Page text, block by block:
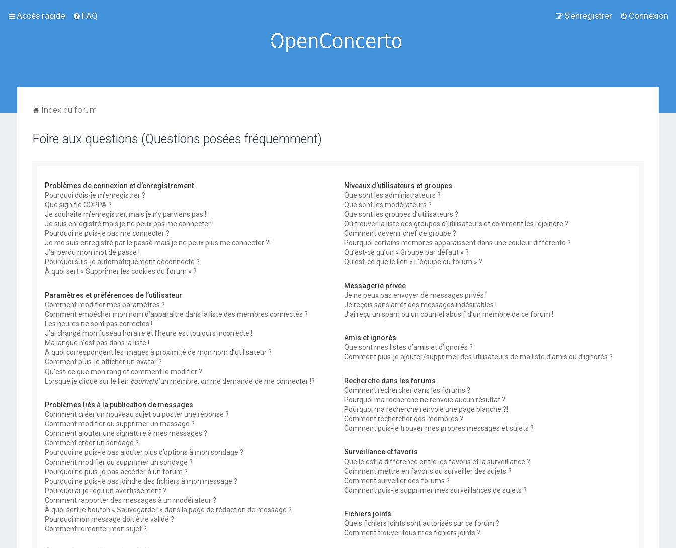
Accès rapide FAQ Connexion
S’enregistrer
Index du forum
Foire aux questions (Questions posées fréquemment)
Problèmes de connexion et d’enregistrement
Pourquoi dois-je m’enregistrer ?
Que signifie COPPA ?
Je souhaite m’enregistrer, mais je n’y parviens pas !
Je suis enregistré mais je ne peux pas me connecter !
Pourquoi ne puis-je pas me connecter ?
Je me suis enregistré par le passé mais je ne peux plus me connecter ?!
J’ai perdu mon mot de passe !
Pourquoi suis-je automatiquement déconnecté ?
À quoi sert « Supprimer les cookies du forum » ?
Paramètres et préférences de l’utilisateur
Comment modifier mes paramètres ?
Comment empêcher mon nom d’apparaître dans la liste des membres connectés ?
Les heures ne sont pas correctes !
J’ai changé mon fuseau horaire et l’heure est toujours incorrecte !
Ma langue n’est pas dans la liste !
A quoi correspondent les images à proximité de mon nom d’utilisateur ?
Comment puis-je afficher un avatar ?
Qu’est-ce que mon rang et comment le modifier ?
Lorsque je clique sur le lien courrield’un membre, on me demande de me connecter !?
Problèmes liés à la publication de messages
Comment créer un nouveau sujet ou poster une réponse ?
Comment modifier ou supprimer un message ?
Comment ajouter une signature à mes messages ?
Comment créer un sondage ?
Pourquoi ne puis-je pas ajouter plus d’options à mon sondage ?
Comment modifier ou supprimer un sondage ?
Pourquoi ne puis-je pas accéder à un forum ?
Pourquoi ne puis-je pas joindre des fichiers à mon message ?
Pourquoi ai-je reçu un avertissement ?
Comment rapporter des messages à un modérateur ?
À quoi sert le bouton « Sauvegarder » dans la page de rédaction de message ?
Pourquoi mon message doit être validé ?
Comment remonter mon sujet ?
Niveaux d’utilisateurs et groupes
Que sont les administrateurs ?
Que sont les modérateurs ?
Que sont les groupes d’utilisateurs ?
Où trouver la liste des groupes d’utilisateurs et comment les rejoindre ?
Comment devenir chef de groupe ?
Pourquoi certains membres apparaissent dans une couleur différente ?
Qu’est-ce qu’un « Groupe par défaut » ?
Qu’est-ce que le lien « L’équipe du forum » ?
Messagerie privée
Je ne peux pas envoyer de messages privés !
Je reçois sans arrêt des messages indésirables !
J’ai reçu un spam ou un courriel abusif d’un membre de ce forum !
Amis et ignorés
Que sont mes listes d’amis et d’ignorés ?
Comment puis-je ajouter/supprimer des utilisateurs de ma liste d’amis ou d’ignorés ?
Recherche dans les forums
Comment rechercher dans les forums ?
Pourquoi ma recherche ne renvoie aucun résultat ?
Pourquoi ma recherche renvoie une page blanche ?!
Comment rechercher des membres ?
Comment puis-je trouver mes propres messages et sujets ?
Surveillance et favoris
Quelle est la différence entre les favoris et la surveillance ?
Comment mettre en favoris ou surveiller des sujets ?
Comment surveiller des forums ?
Comment puis-je supprimer mes surveillances de sujets ?
Fichiers joints
Quels fichiers joints sont autorisés sur ce forum ?
Comment trouver tous mes fichiers joints ?